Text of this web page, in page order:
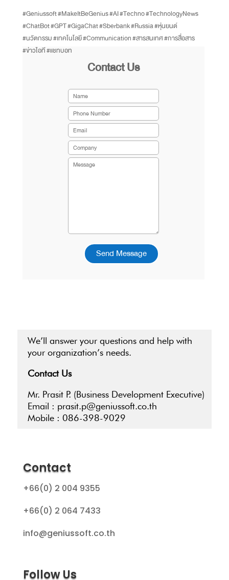
#Geniussoft#MakeItBeGenius#AI#Techno#TechnologyNews
#ChatBot#GPT#GigaChat#Sberbank#Russia#หุ่นยนต์
#นวัตกรรม#เทคโนโลยี#Communication#สารสนเทศ#การสื่อสาร
#ข่าวไอที#แชทบอท
Contact Us
Send Message
We’ll answer your questions and help with
your organization’s needs.
Contact Us
Mr. Prasit P. (Business Development Executive)
Email : prasit.p@geniussoft.co.th
Mobile : 086-398-9029
Contact
+66(0) 2 004 9355
+66(0) 2 064 7433
info@geniussoft.co.th
Follow Us